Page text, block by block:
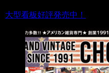
大型看板好評発売中！